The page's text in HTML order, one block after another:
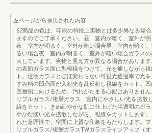
左ページから抽出された内容
62商品の色は、印刷の特性上実物とは多少異なる場
ますのでご了承ください。昼 室内が暗く、室外が明
夜 室内が明るく、室外が暗い場合昼 室内が暗く、
るい場合夜 室内が明るく、室外が暗い場合ガラスの
大しています。実物と見え方が異なる場合があります
の表面ガラス面に型模様をつけて、光を通しながら視
ト。透明ガラスとほぼ変わらない可視光透過率で光
すみ柄の凹凸面が入射光を乱反射し視線をカット。凹
空層側に向けるため、汚れがたまる心配はありません
リプルガラス/複層ガラス 室内にやさしい光を拡散
線をカット。きめ細やかな肌に仕上げた半透明のガ
やかな淡い光を拡散しながら、視線をカットします
れた意匠性で、空間に上質な印象をもたらします。フ
リプルガラス/複層ガラスTWガラスラインアップ（オ